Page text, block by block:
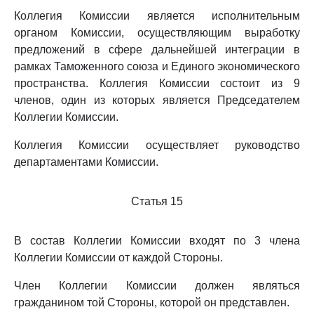
Коллегия Комиссии является исполнительным
органом Комиссии, осуществляющим выработку
предложений в сфере дальнейшей интеграции в
рамках Таможенного союза и Единого экономического
пространства. Коллегия Комиссии состоит из 9
членов, один из которых является Председателем
Коллегии Комиссии.
Коллегия Комиссии осуществляет руководство
департаментами Комиссии.
Статья 15
В состав Коллегии Комиссии входят по 3 члена
Коллегии Комиссии от каждой Стороны.
Член Коллегии Комиссии должен являться
гражданином той Стороны, которой он представлен.